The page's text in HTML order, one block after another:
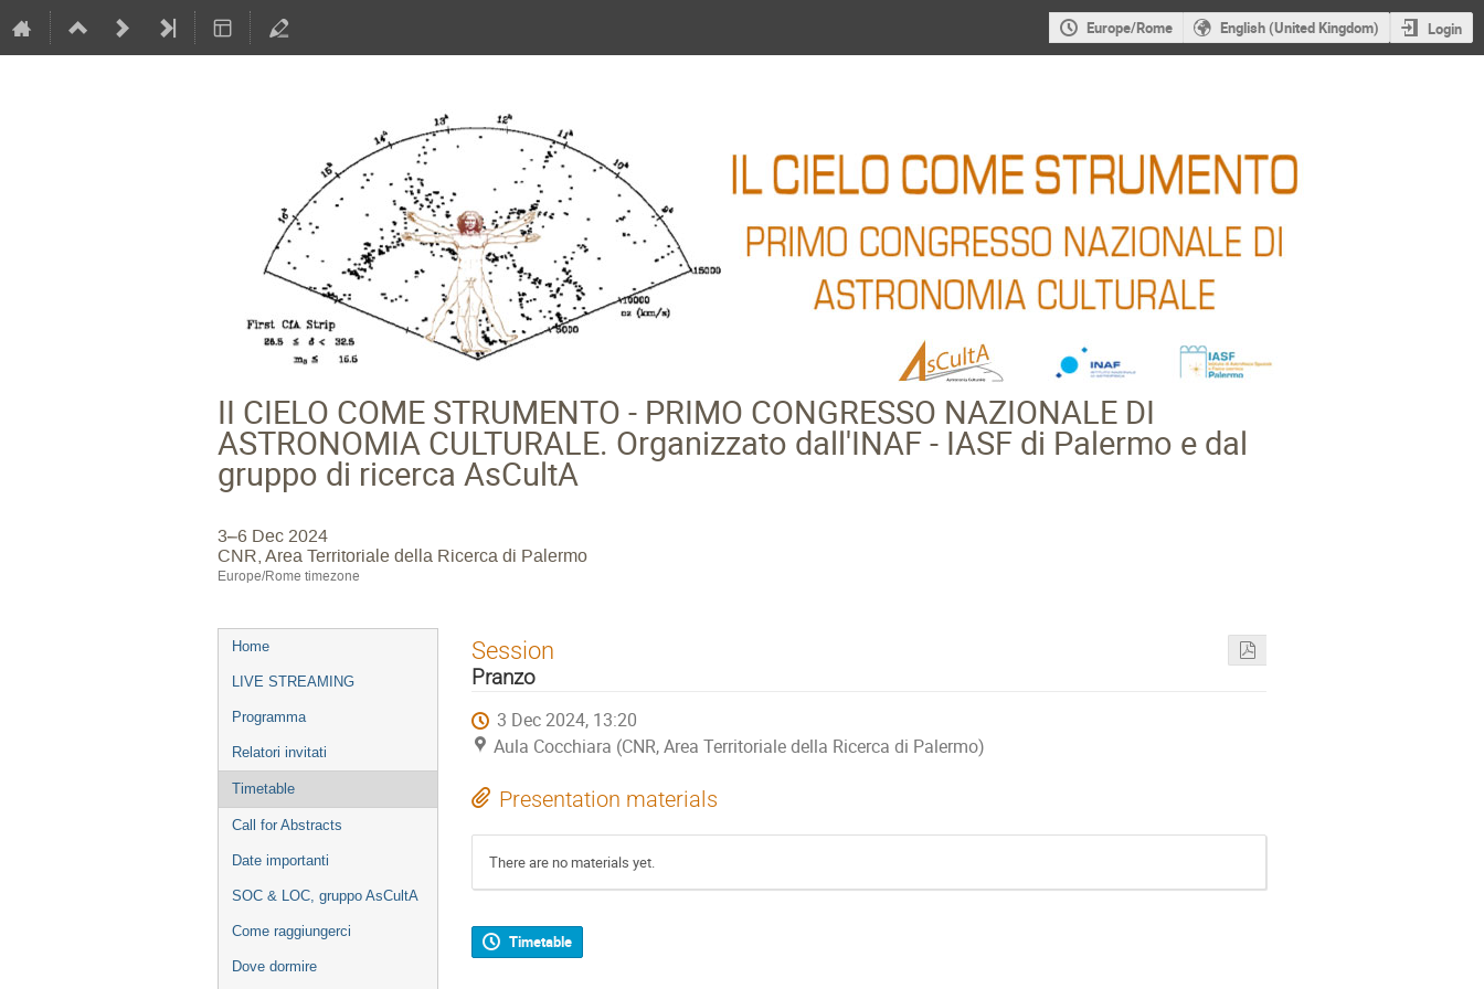
Europe/Rome English (United Kingdom) Login
II CIELO COME STRUMENTO - PRIMO CONGRESSO NAZIONALE DI
ASTRONOMIA CULTURALE. Organizzato dall'INAF - IASF di Palermo e dal
gruppo di ricerca AsCultA
3–6 Dec 2024
CNR, Area Territoriale della Ricerca di Palermo
Europe/Rome timezone
Event
menu
Home
LIVE STREAMING
Programma
Relatori invitati
Timetable
Call for Abstracts
Date importanti
SOC & LOC, gruppo AsCultA
Come raggiungerci
Dove dormire
Session
Pranzo
3 Dec 2024, 13:20
Aula Cocchiara (CNR, Area Territoriale della Ricerca di Palermo)
Presentation materials
There are no materials yet.
Timetable